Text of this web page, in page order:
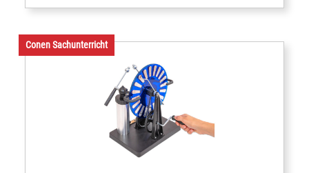
Conen Sachunterricht